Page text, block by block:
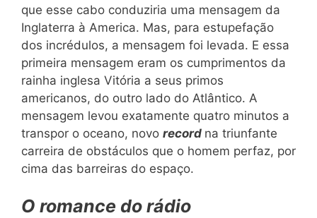
que esse cabo conduziria uma mensagem da
Inglaterra à America. Mas, para estupefação
dos incrédulos, a mensagem foi levada. E essa
primeira mensagem eram os cumprimentos da
rainha inglesa Vitória a seus primos
americanos, do outro lado do Atlântico. A
mensagem levou exatamente quatro minutos a
transpor o oceano, novo record na triunfante
carreira de obstáculos que o homem perfaz, por
cima das barreiras do espaço.
O romance do rádio